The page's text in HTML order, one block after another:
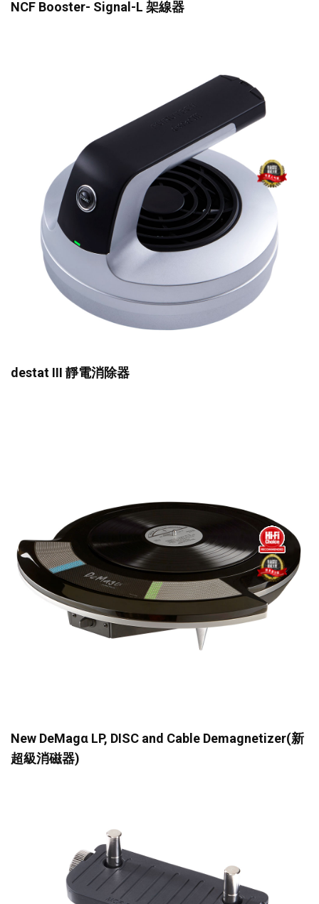
NCF Booster- Signal-L 架線器
destat III 靜電消除器
New DeMagα LP, DISC and Cable Demagnetizer(新
超級消磁器)